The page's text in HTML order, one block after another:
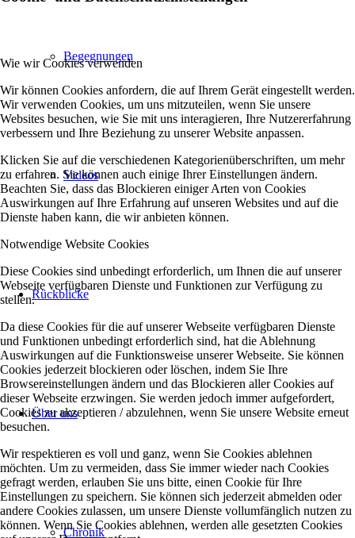
Begegnungen
Videos
Rückblicke
Über uns
Chronik
Wie wir Cookies verwenden
Wir können Cookies anfordern, die auf Ihrem Gerät eingestellt werden.
Wir verwenden Cookies, um uns mitzuteilen, wenn Sie unsere
Websites besuchen, wie Sie mit uns interagieren, Ihre Nutzererfahrung
verbessern und Ihre Beziehung zu unserer Website anpassen.
Klicken Sie auf die verschiedenen Kategorienüberschriften, um mehr
zu erfahren. Sie können auch einige Ihrer Einstellungen ändern.
Beachten Sie, dass das Blockieren einiger Arten von Cookies
Auswirkungen auf Ihre Erfahrung auf unseren Websites und auf die
Dienste haben kann, die wir anbieten können.
Notwendige Website Cookies
Diese Cookies sind unbedingt erforderlich, um Ihnen die auf unserer
Webseite verfügbaren Dienste und Funktionen zur Verfügung zu
stellen.
Da diese Cookies für die auf unserer Webseite verfügbaren Dienste
und Funktionen unbedingt erforderlich sind, hat die Ablehnung
Auswirkungen auf die Funktionsweise unserer Webseite. Sie können
Cookies jederzeit blockieren oder löschen, indem Sie Ihre
Browsereinstellungen ändern und das Blockieren aller Cookies auf
dieser Webseite erzwingen. Sie werden jedoch immer aufgefordert,
Cookies zu akzeptieren / abzulehnen, wenn Sie unsere Website erneut
besuchen.
Wir respektieren es voll und ganz, wenn Sie Cookies ablehnen
möchten. Um zu vermeiden, dass Sie immer wieder nach Cookies
gefragt werden, erlauben Sie uns bitte, einen Cookie für Ihre
Einstellungen zu speichern. Sie können sich jederzeit abmelden oder
andere Cookies zulassen, um unsere Dienste vollumfänglich nutzen zu
können. Wenn Sie Cookies ablehnen, werden alle gesetzten Cookies